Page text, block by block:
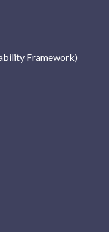
Framework)